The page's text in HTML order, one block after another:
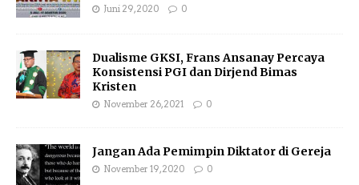
Juni 29, 2020 0
Dualisme GKSI, Frans Ansanay Percaya
Konsistensi PGI dan Dirjend Bimas
Kristen
November 26, 2021 0
Jangan Ada Pemimpin Diktator di Gereja
November 19, 2020 0